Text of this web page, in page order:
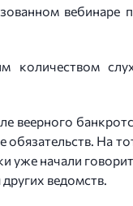
вебинаре
веерного
На
уже начали
ведомств.